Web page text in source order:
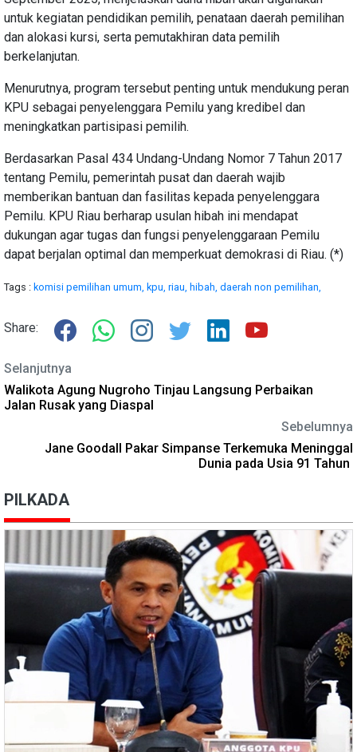
untuk kegiatan pendidikan pemilih, penataan daerah pemilihan
dan alokasi kursi, serta pemutakhiran data pemilih
berkelanjutan.
Menurutnya, program tersebut penting untuk mendukung peran
KPU sebagai penyelenggara Pemilu yang kredibel dan
meningkatkan partisipasi pemilih.
Berdasarkan Pasal 434 Undang-Undang Nomor 7 Tahun 2017
tentang Pemilu, pemerintah pusat dan daerah wajib
memberikan bantuan dan fasilitas kepada penyelenggara
Pemilu. KPU Riau berharap usulan hibah ini mendapat
dukungan agar tugas dan fungsi penyelenggaraan Pemilu
dapat berjalan optimal dan memperkuat demokrasi di Riau. (*)
Tags : komisi pemilihan umum, kpu, riau, hibah, daerah non pemilihan,
Share:
Selanjutnya
Walikota Agung Nugroho Tinjau Langsung Perbaikan
Jalan Rusak yang Diaspal
Sebelumnya
Jane Goodall Pakar Simpanse Terkemuka Meninggal
Dunia pada Usia 91 Tahun
PILKADA